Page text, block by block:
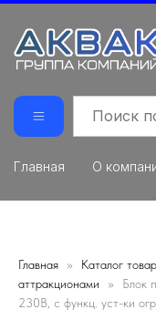
Главная О
Главная Каталог
аттракционами
Блок
230В, с функц. уст-ки